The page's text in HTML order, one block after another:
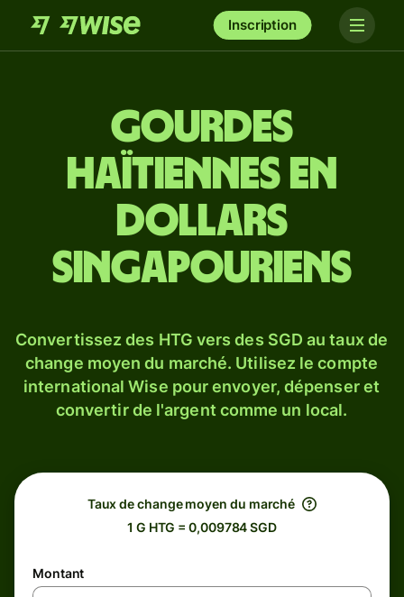
Inscription
Gourdes
haïtiennes en
dollars
singapouriens
Convertissez des HTG vers des SGD au taux de
change moyen du marché. Utilisez le compte
international Wise pour envoyer, dépenser et
convertir de l'argent comme un local.
Taux de change moyen du marché
1 G HTG = 0,009784 SGD
Montant